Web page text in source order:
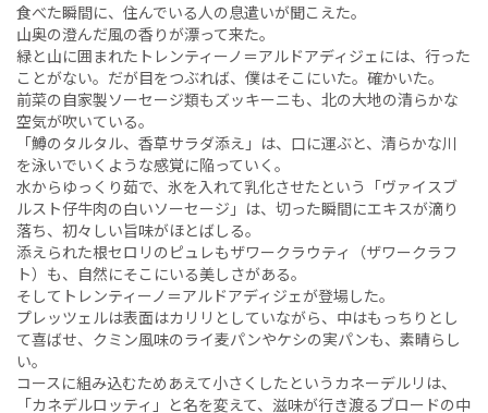
食べた瞬間に、住んでいる人の息遣いが聞こえた。
山奥の澄んだ風の香りが漂って来た。
緑と山に囲まれたトレンティーノ＝アルドアディジェには、行った
ことがない。だが目をつぶれば、僕はそこにいた。確かいた。
前菜の自家製ソーセージ類もズッキーニも、北の大地の清らかな
空気が吹いている。
「鱒のタルタル、香草サラダ添え」は、口に運ぶと、清らかな川
を泳いでいくような感覚に陥っていく。
水からゆっくり茹で、氷を入れて乳化させたという「ヴァイスブ
ルスト仔牛肉の白いソーセージ」は、切った瞬間にエキスが滴り
落ち、初々しい旨味がほとばしる。
添えられた根セロリのピュレもザワークラウティ（ザワークラフ
ト）も、自然にそこにいる美しさがある。
そしてトレンティーノ＝アルドアディジェが登場した。
プレッツェルは表面はカリリとしていながら、中はもっちりとし
て喜ばせ、クミン風味のライ麦パンやケシの実パンも、素晴らし
い。
コースに組み込むためあえて小さくしたというカネーデルリは、
「カネデルロッティ」と名を変えて、滋味が行き渡るブロードの中